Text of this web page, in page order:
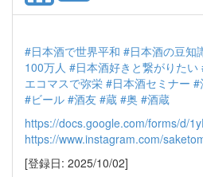
#日本酒で世界平和 #日本酒の豆知
100万人 #日本酒好きと繋がりたい
エコマスで弥栄 #日本酒セミナー #
#ビール #酒友 #蔵 #奥 #酒蔵
https://docs.google.com/forms/d/
https://www.instagram.com/
[登録日: 2025/10/02]